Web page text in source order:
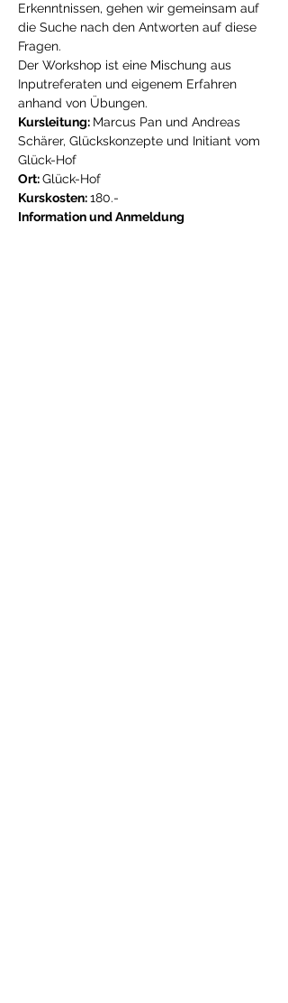
Erkenntnissen, gehen wir gemeinsam auf
die Suche nach den Antworten auf diese
Fragen.
Der Workshop ist eine Mischung aus
Inputreferaten und eigenem Erfahren
anhand von Übungen.
Kursleitung: Marcus Pan und Andreas
Schärer, Glückskonzepte und Initiant vom
Glück-Hof
Ort: Glück-Hof
Kurskosten: 180.-
Information und Anmeldung